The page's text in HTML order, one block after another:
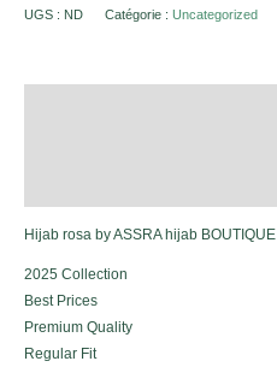
UGS : ND Catégorie : Uncategorized
Hijab rosa by ASSRA hijab BOUTIQUE
2025 Collection
Best Prices
Premium Quality
Regular Fit